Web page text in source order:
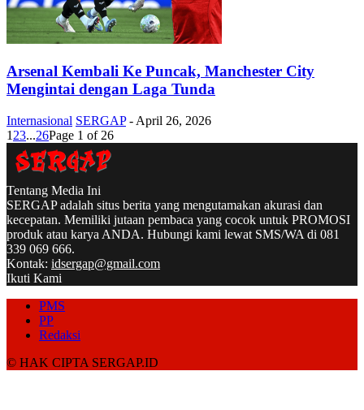
Arsenal Kembali Ke Puncak, Manchester City
Mengintai dengan Laga Tunda
Internasional SERGAP - April 26, 2026
1 23...26Page 1 of 26
Tentang Media Ini
SERGAP adalah situs berita yang mengutamakan akurasi dan
kecepatan. Memiliki jutaan pembaca yang cocok untuk PROMOSI
produk atau karya ANDA. Hubungi kami lewat SMS/WA di 081
339 069 666.
Kontak: idsergap@gmail.com
Ikuti Kami
PMS
PP
Redaksi
© HAK CIPTA SERGAP.ID